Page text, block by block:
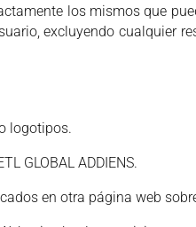
los mismos que
excluyendo cualquier
logotipos.
GLOBAL ADDIENS.
en otra página web